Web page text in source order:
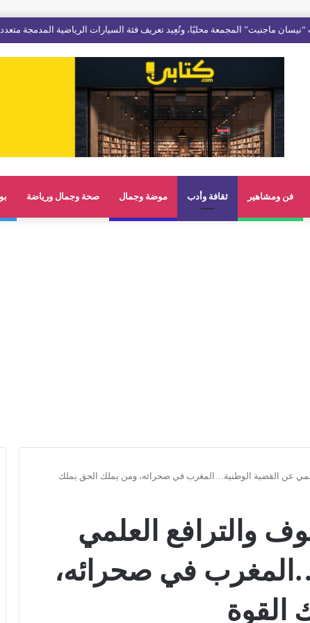
فن ومشاهير ثقافة وأدب موضة وجمال صحة وجمال ورياضة
عن القضية الوطنية…المغرب في صحرائه، ومن يملك الحق يملك
والترافع العلمي
في صحرائه،
القوة